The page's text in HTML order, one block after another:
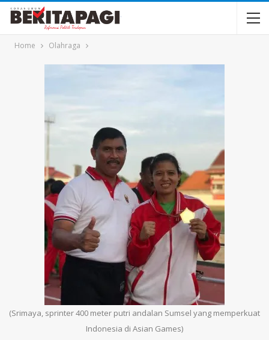
Home Olahraga
(Srimaya, sprinter 400 meter putri andalan Sumsel yang memperkuat
Indonesia di Asian Games)